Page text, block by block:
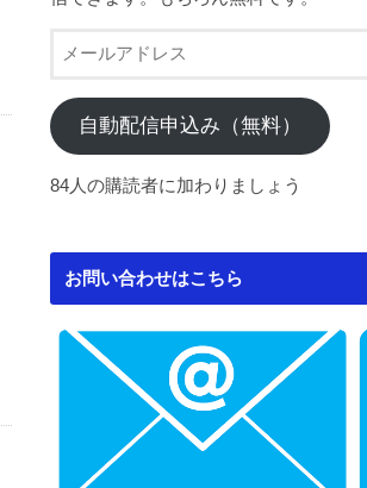
ー
ア
ド
ス
自動配信申込み（無料）
84人の購読者に加わりましょう
お問い合わせはこちら